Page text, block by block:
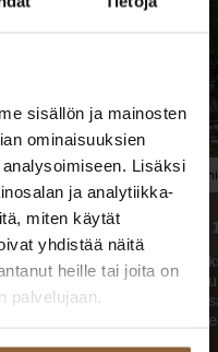
sisällön ja mainosten
ominaisuuksien
Lisäksi
ja analytiikka-
miten käytät
yhdistää näitä
heille tai joita on
palvelujaan.
Nova